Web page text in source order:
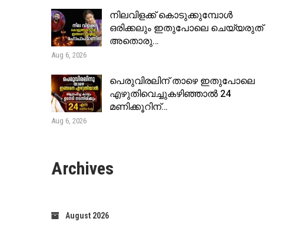
നിലവിളക്ക് കൊടുക്കുമ്പോൾ
ഒരിക്കലും ഇതുപോലെ ചെയ്യരുത്
അതൊരു…
Aug 6, 2026
പെരുവിരലിന് താഴെ ഇതുപോലെ
എഴുതിവെച്ചുകഴിഞ്ഞാൽ 24
മണിക്കൂറിന്…
Aug 6, 2026
Archives
August 2026